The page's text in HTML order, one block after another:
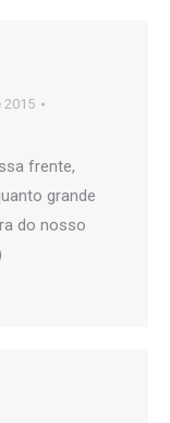
2015
frente,
grande
do nosso